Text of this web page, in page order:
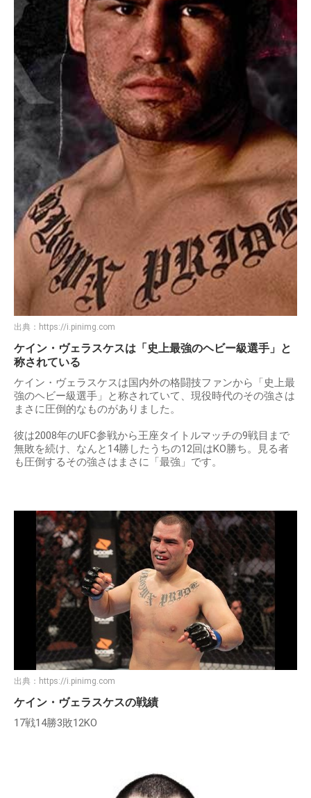
出典： https://i.pinimg.com
ケイン・ヴェラスケスは「史上最強のヘビー級選手」と
称されている
ケイン・ヴェラスケスは国内外の格闘技ファンから「史上最
強のヘビー級選手」と称されていて、現役時代のその強さは
まさに圧倒的なものがありました。
彼は2008年のUFC参戦から王座タイトルマッチの9戦目まで
無敗を続け、なんと14勝したうちの12回はKO勝ち。見る者
も圧倒するその強さはまさに「最強」です。
出典： https://i.pinimg.com
ケイン・ヴェラスケスの戦績
17戦14勝3敗12KO